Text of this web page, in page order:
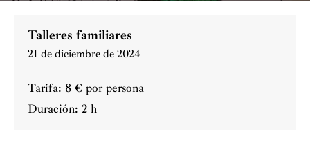
Talleres familiares
21 de diciembre de 2024
Tarifa: 8 € por persona
Duración: 2 h